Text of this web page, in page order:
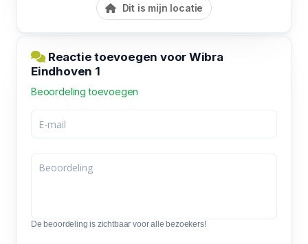
Dit is mijn locatie
Reactie toevoegen voor Wibra
Eindhoven 1
Beoordeling toevoegen
De beoordeling is zichtbaar voor alle bezoekers!